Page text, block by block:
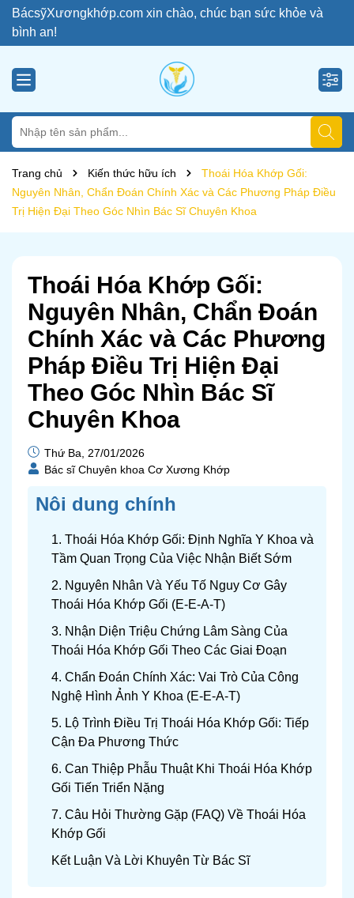
BácsỹXươngkhớp.com xin chào, chúc bạn sức khỏe và
bình an!
Trang chủ Kiến thức hữu ích
Thoái Hóa Khớp Gối:
Nguyên Nhân, Chẩn Đoán Chính Xác và Các Phương Pháp Điều
Trị Hiện Đại Theo Góc Nhìn Bác Sĩ Chuyên Khoa
Thoái Hóa Khớp Gối:
Nguyên Nhân, Chẩn Đoán
Chính Xác và Các Phương
Pháp Điều Trị Hiện Đại
Theo Góc Nhìn Bác Sĩ
Chuyên Khoa
Thứ Ba, 27/01/2026
Bác sĩ Chuyên khoa Cơ Xương Khớp
Nôi dung chính
1. Thoái Hóa Khớp Gối: Định Nghĩa Y Khoa và
Tầm Quan Trọng Của Việc Nhận Biết Sớm
2. Nguyên Nhân Và Yếu Tố Nguy Cơ Gây
Thoái Hóa Khớp Gối (E-E-A-T)
3. Nhận Diện Triệu Chứng Lâm Sàng Của
Thoái Hóa Khớp Gối Theo Các Giai Đoạn
4. Chẩn Đoán Chính Xác: Vai Trò Của Công
Nghệ Hình Ảnh Y Khoa (E-E-A-T)
5. Lộ Trình Điều Trị Thoái Hóa Khớp Gối: Tiếp
Cận Đa Phương Thức
6. Can Thiệp Phẫu Thuật Khi Thoái Hóa Khớp
Gối Tiến Triển Nặng
7. Câu Hỏi Thường Gặp (FAQ) Về Thoái Hóa
Khớp Gối
Kết Luận Và Lời Khuyên Từ Bác Sĩ